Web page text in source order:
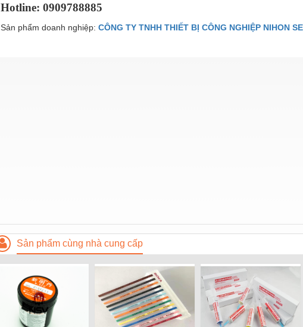
Hotline: 0909788885
Sản phẩm doanh nghiệp: CÔNG TY TNHH THIẾT BỊ CÔNG NGHIỆP NIHON
Sản phẩm cùng nhà cung cấp